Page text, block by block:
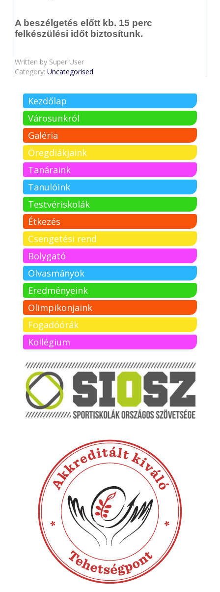
A beszélgetés előtt kb. 15 perc
felkészülési időt biztosítunk.
Written by Super User
Category:Uncategorised
Kezdőlap
Városunkról
Galéria
Öregdiákjaink
Tanáraink
Tanulóink
Testvériskolák
Étkezés
Csengetési rend
Bolygató
Olvasmányok
Eredményeink
Olimpikonjaink
Fogadóórák
Kollégium